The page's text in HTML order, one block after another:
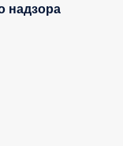
надзора